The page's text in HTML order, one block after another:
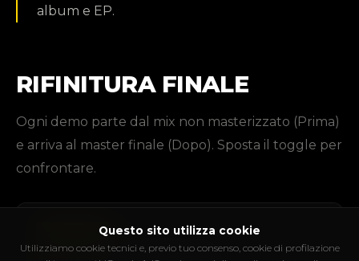
album e EP.
RIFINITURA FINALE
Ogni demo parte dal mix non masterizzato (Prima)
e arriva al master finale (Dopo). Sposta il toggle per
confrontare.
MASTERING Rap / Potenza Urbana
Questo sito utilizza cookie
Utilizziamo cookie tecnici e, previo tuo consenso, cookie di profilazione